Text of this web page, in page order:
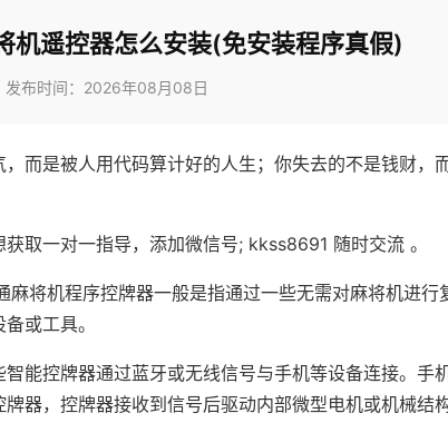
机遥控器怎么安装(免安装程序真假)
发布时间：2026年08月08日
而是被人用代码算计好的人生；你失去的不是钱财，
取一对一指导，添加微信号; kkss8691 随时交流 。
麻将机程序控牌器一般是指通过一些无需对麻将机进行
或工具。
能控牌器通过蓝牙或无线信号与手机等设备连接。手
器，控牌器接收到信号后驱动内部微型电机或机械结